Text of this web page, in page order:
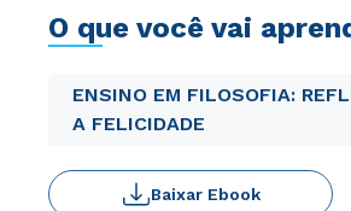
O que você vai
ENSINO EM FILOSOFIA:
A FELICIDADE
Baixar Ebook